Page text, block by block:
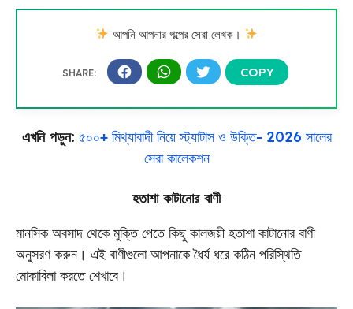
আপনি আপনার গল্পের সেরা লেখক।
এখনি পড়ুন: ৫০০+ মিথ্যাবাদী নিয়ে স্ট্যাটাস ও উক্তি- 2026 সালের
সেরা কালেকশন
হতাশা কাটানোর বাণী
মানসিক অবসাদ থেকে মুক্তি পেতে কিছু কালজয়ী হতাশা কাটানোর বাণী
অনুসরণ করুন। এই বাণীগুলো আপনাকে ধৈর্য ধরে কঠিন পরিস্থিতি
মোকাবিলা করতে শেখাবে।